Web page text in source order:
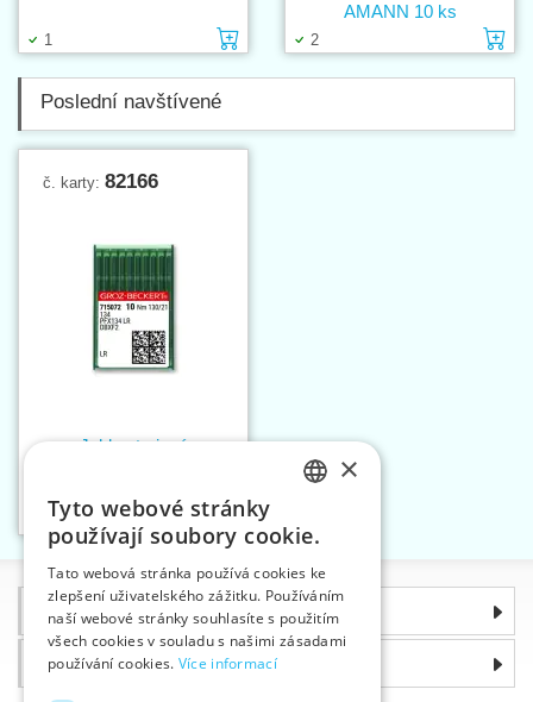
1 Vložit do košíku
2
AMANN 10 ks
Poslední navštívené
č. karty: 82166
Vložit do košíku
Jehly strojové
Informace
Proč si zvolit právě nás
ENGLISH
GERMAN
×
Tyto webové stránky
používají soubory cookie.
Tato webová stránka používá cookies ke
zlepšení uživatelského zážitku. Používáním
naší webové stránky souhlasíte s použitím
všech cookies v souladu s našimi zásadami
používání cookies. Více informací